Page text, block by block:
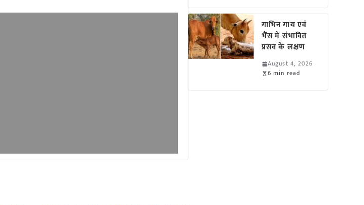
गाभिन गाय एवं
भैंस में संभावित
प्रसव के लक्षण
August 4, 2026
6 min read